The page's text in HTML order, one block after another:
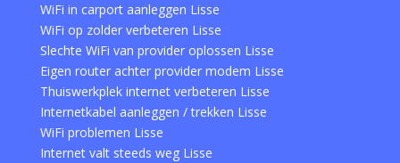
WiFi in carport aanleggen Lisse
WiFi op zolder verbeteren Lisse
Slechte WiFi van provider oplossen Lisse
Eigen router achter provider modem Lisse
Thuiswerkplek internet verbeteren Lisse
Internetkabel aanleggen / trekken Lisse
WiFi problemen Lisse
Internet valt steeds weg Lisse